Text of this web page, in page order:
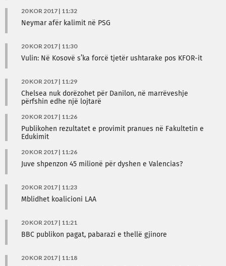
20 KOR 2017 | 11:32
Neymar afër kalimit në PSG
20 KOR 2017 | 11:30
Vulin: Në Kosovë s’ka forcë tjetër ushtarake pos KFOR-it
20 KOR 2017 | 11:29
Chelsea nuk dorëzohet për Danilon, në marrëveshje
përfshin edhe një lojtarë
20 KOR 2017 | 11:26
Publikohen rezultatet e provimit pranues në Fakultetin e
Edukimit
20 KOR 2017 | 11:26
Juve shpenzon 45 milionë për dyshen e Valencias?
20 KOR 2017 | 11:23
Mblidhet koalicioni LAA
20 KOR 2017 | 11:21
BBC publikon pagat, pabarazi e thellë gjinore
20 KOR 2017 | 11:18